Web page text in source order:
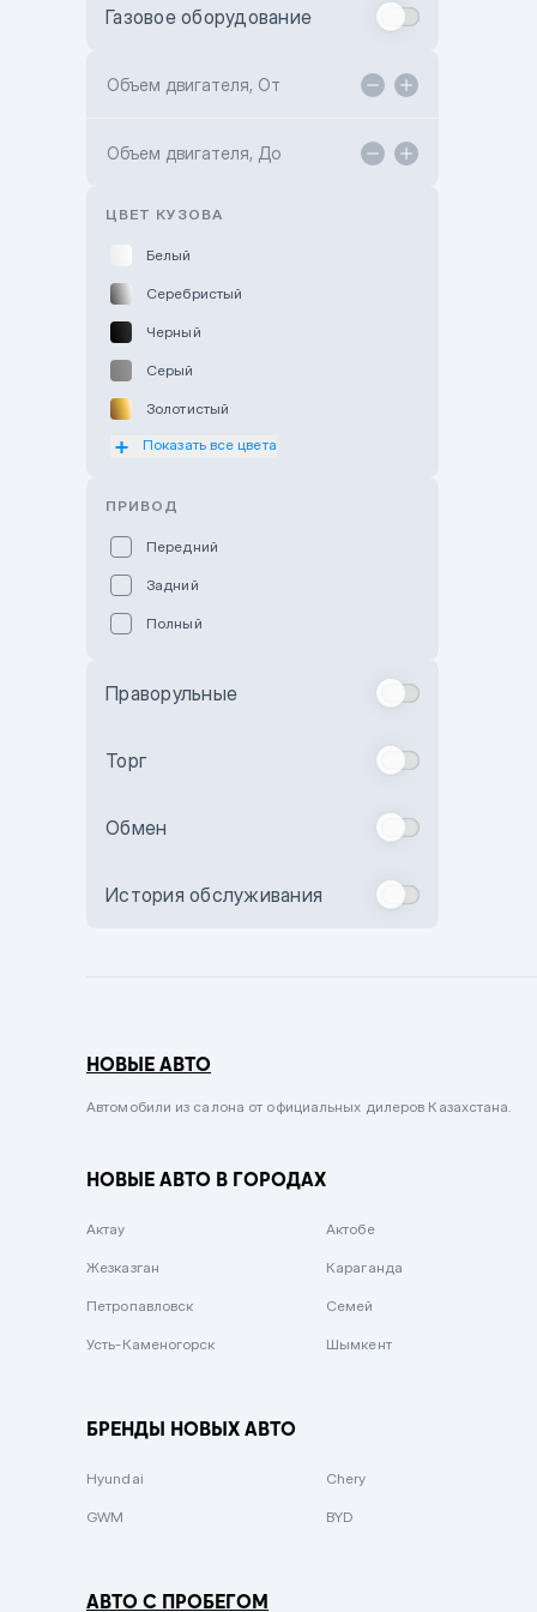
Toyota Kokshetau
Hyundai ShymCity
Газовое оборудование
Объем двигателя, От
Объем двигателя, До
ЦВЕТ КУЗОВА
Белый
Серебристый
Черный
Серый
Золотистый
Оранжевый
Бежевый
Комбинированный
Сиреневый металлик
Вишневый
Зеленый металлик
Показать все цвета
ПРИВОД
Передний
Задний
Полный
Праворульные
Торг
Обмен
История обслуживания
НОВЫЕ АВТО
Автомобили из салона от официальных дилеров Казахстана.
НОВЫЕ АВТО В ГОРОДАХ
Актау Актобе
Жезказган Караганда
Петропавловск Семей
Усть-Каменогорск Шымкент
БРЕНДЫ НОВЫХ АВТО
Hyundai Chery
GWM BYD
АВТО С ПРОБЕГОМ